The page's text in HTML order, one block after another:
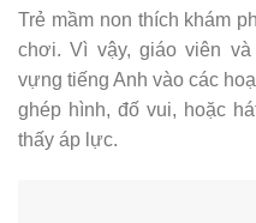
Trẻ mầm non thích khám
chơi. Vì vậy, giáo viên
vựng tiếng Anh vào các
ghép hình, đố vui, hoặc
thấy áp lực.